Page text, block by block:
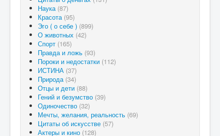
Наука (87)
Красота (95)
Эго ( о себе ) (899)
О животных (42)
Спорт (165)
Правда и ложь (93)
Пороки и недостатки (112)
ИСТИНА (37)
Природа (34)
Отцы и дети (88)
Гений и безумство (39)
Одиночество (32)
Мечты, желания, реальность (69)
Цитаты об искусстве (57)
Актеры и кино (128)